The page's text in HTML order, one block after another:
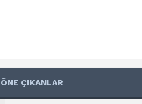
ÖNE ÇIKANLAR